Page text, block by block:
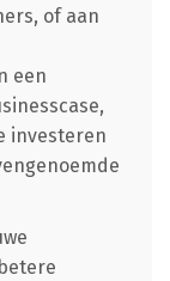
of aan
een
investeren